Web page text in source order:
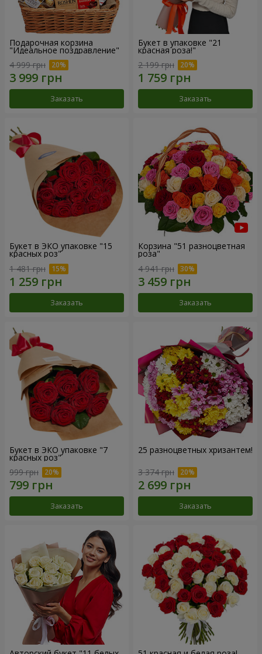
Подарочная корзина
"Идеальное поздравление"
4 999 грн
Заказать
Букет в упаковке "21
красная роза!"
2 199 грн
Заказать
Букет в ЭКО упаковке "15
красных роз"
1 481 грн
Заказать
Корзина "51 разноцветная
роза"
4 941 грн
Заказать
Букет в ЭКО упаковке "7
красных роз"
999 грн
Заказать
25 разноцветных хризантем!
3 374 грн
Заказать